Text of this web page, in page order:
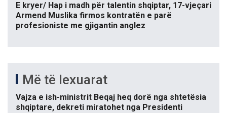
E kryer/ Hap i madh për talentin shqiptar, 17-vjeçari
Armend Muslika firmos kontratën e parë
profesioniste me gjigantin anglez
Më të lexuarat
Vajza e ish-ministrit Beqaj heq dorë nga shtetësia
shqiptare, dekreti miratohet nga Presidenti